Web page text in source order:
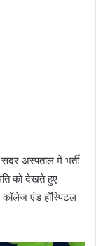
अस्पताल में भर्ती
को देखते हुए
कॉलेज एंड हॉस्पिटल